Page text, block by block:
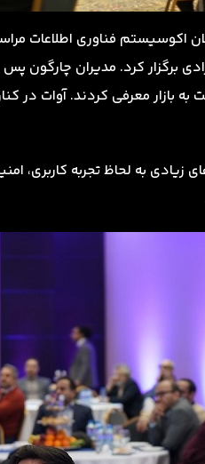
اکوسیستم فناوری اطلاعات
پس از۲۵ سال فعالیت در حوزه نرم‌افزارهای
بازار معرفی کردند. آوات در
به لحاظ تجربه کاربری،